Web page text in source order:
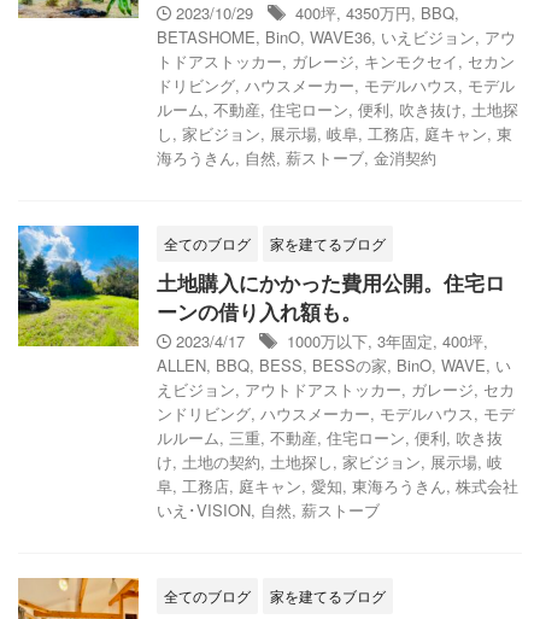
2023/10/29 400坪, 4350万円, BBQ,
BETASHOME, BinO, WAVE36, いえビジョン, アウ
トドアストッカー, ガレージ, キンモクセイ, セカン
ドリビング, ハウスメーカー, モデルハウス, モデル
ルーム, 不動産, 住宅ローン, 便利, 吹き抜け, 土地探
し, 家ビジョン, 展示場, 岐阜, 工務店, 庭キャン, 東
海ろうきん, 自然, 薪ストーブ, 金消契約
全てのブログ 家を建てるブログ
土地購入にかかった費用公開。住宅ロ
ーンの借り入れ額も。
2023/4/17 1000万以下, 3年固定, 400坪,
ALLEN, BBQ, BESS, BESSの家, BinO, WAVE, い
えビジョン, アウトドアストッカー, ガレージ, セカ
ンドリビング, ハウスメーカー, モデルハウス, モデ
ルルーム, 三重, 不動産, 住宅ローン, 便利, 吹き抜
け, 土地の契約, 土地探し, 家ビジョン, 展示場, 岐
阜, 工務店, 庭キャン, 愛知, 東海ろうきん, 株式会社
いえ･VISION, 自然, 薪ストーブ
全てのブログ 家を建てるブログ